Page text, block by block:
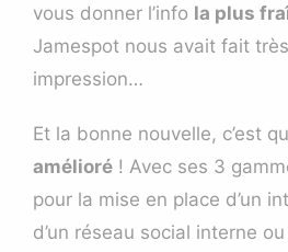
vous donner l’info la plus
Jamespot nous avait fait
impression…
Et la bonne nouvelle, c’est
amélioré ! Avec ses 3
pour la mise en place d’un
d’un réseau social interne